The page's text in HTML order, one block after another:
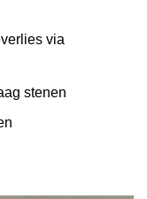
via
stenen